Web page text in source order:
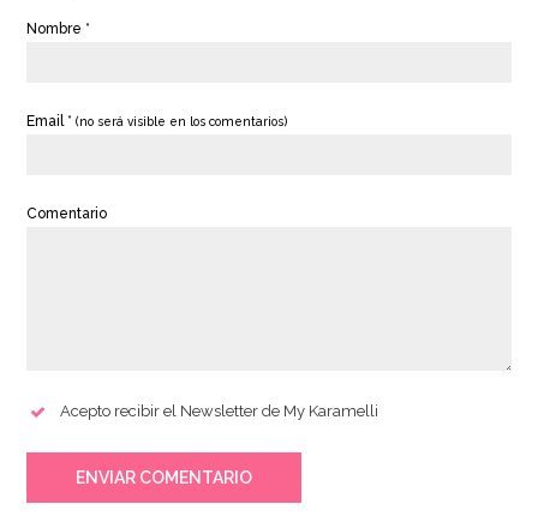
Nombre *
Email *(no será visible en los comentarios)
Comentario
Acepto recibir el Newsletter de My Karamelli
ENVIAR COMENTARIO